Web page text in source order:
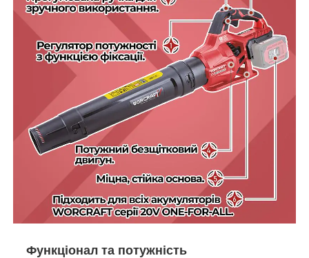
Функціонал та потужність